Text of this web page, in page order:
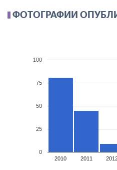
ФОТОГРАФИИ
2010 2011
0
25
50
75
100